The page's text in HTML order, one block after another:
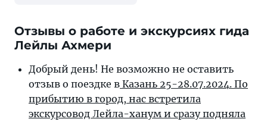
Отзывы о работе и экскурсиях гида
Лейлы Ахмери
Добрый день! Не возможно не оставить
отзыв о поездке в Казань 25-28.07.2024. По
прибытию в город, нас встретила
экскурсовод Лейла-ханум и сразу подняла